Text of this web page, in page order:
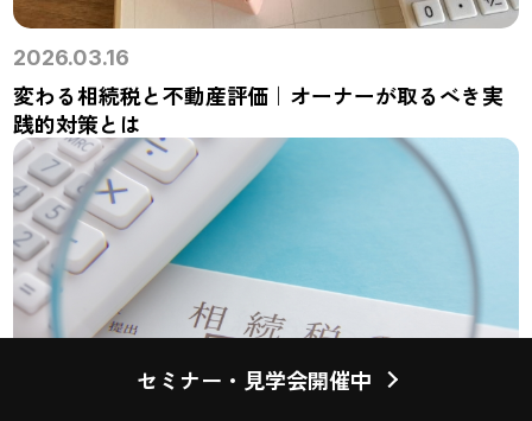
2026.03.16
変わる相続税と不動産評価｜オーナーが取るべき実
践的対策とは
セミナー・見学会開催中